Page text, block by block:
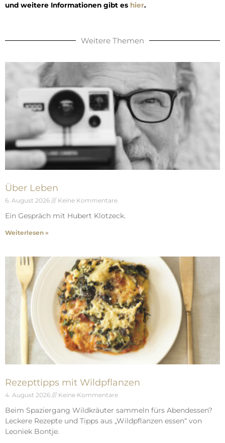
und weitere Informationen gibt es hier.
Weitere Themen
Über Leben
6. August 2026 Keine Kommentare
Ein Gespräch mit Hubert Klotzeck.
Weiterlesen »
Rezepttipps mit Wildpflanzen
4. August 2026 Keine Kommentare
Beim Spaziergang Wildkräuter sammeln fürs Abendessen?
Leckere Rezepte und Tipps aus „Wildpflanzen essen“ von
Leoniek Bontje.